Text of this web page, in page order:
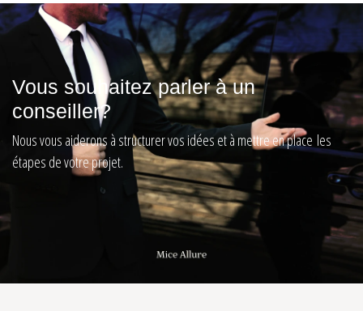
Vous souhaitez parler à un
conseiller?
Nous vous aiderons à structurer vos idées et à mettre en place les
étapes de votre projet.